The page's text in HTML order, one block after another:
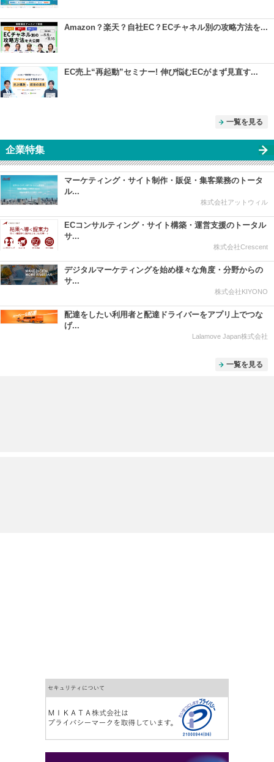
Amazon？楽天？自社EC？ECチャネル別の攻略方法を...
EC売上“再起動”セミナー! 伸び悩むECがまず見直す...
一覧を見る
企業特集
マーケティング・サイト制作・販促・集客業務のトータ
ル...
株式会社アットウィル
ECコンサルティング・サイト構築・運営支援のトータル
サ...
株式会社Crescent
デジタルマーケティングを始め様々な角度・分野からの
サ...
株式会社KIYONO
配達をしたい利用者と配達ドライバーをアプリ上でつな
げ...
Lalamove Japan株式会社
一覧を見る